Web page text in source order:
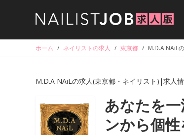
ホーム / ネイリストの求人 / 東京都 / M.D.A NAiL
M.D.A NAiLの求人(東京都・ネイリスト)|求人
あなたを
ンから個